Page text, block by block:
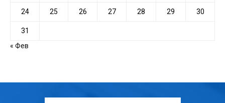
24 25 26 27 28 29 30
31
« Фев